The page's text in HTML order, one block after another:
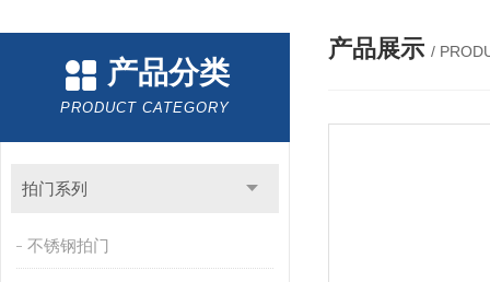
产品分类
PRODUCT CATEGORY
拍门系列
不锈钢拍门
产品展示 /